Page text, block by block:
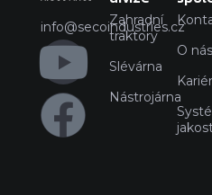
info@secoindustries.cz
Zahradní
traktory
Slévárna
Nástrojárna
O nás